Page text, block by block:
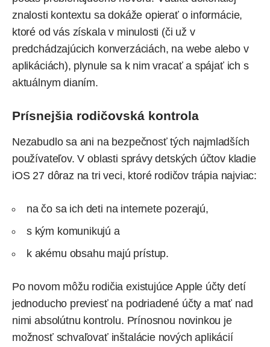
znalosti kontextu sa dokáže opierať o informácie,
ktoré od vás získala v minulosti (či už v
predchádzajúcich konverzáciách, na webe alebo v
aplikáciách), plynule sa k nim vracať a spájať ich s
aktuálnym dianím.
Prísnejšia rodičovská kontrola
Nezabudlo sa ani na bezpečnosť tých najmladších
používateľov. V oblasti správy detských účtov kladie
iOS 27 dôraz na tri veci, ktoré rodičov trápia najviac:
na čo sa ich deti na internete pozerajú,
s kým komunikujú a
k akému obsahu majú prístup.
Po novom môžu rodičia existujúce Apple účty detí
jednoducho previesť na podriadené účty a mať nad
nimi absolútnu kontrolu. Prínosnou novinkou je
možnosť schvaľovať inštalácie nových aplikácií